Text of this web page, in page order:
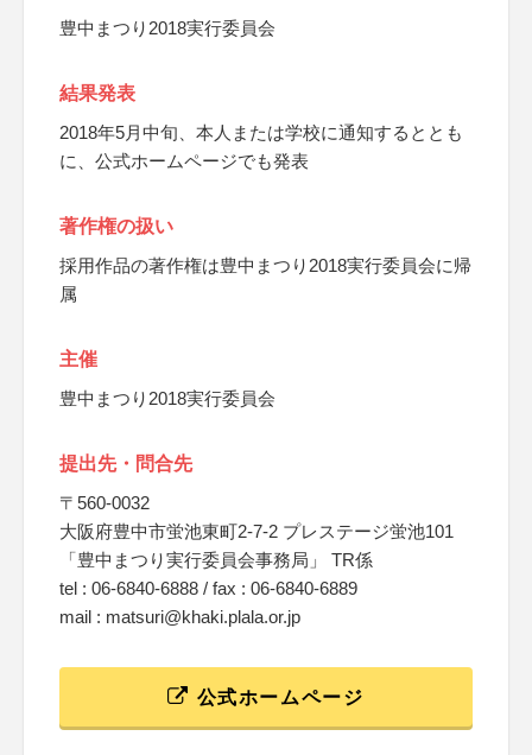
豊中まつり2018実行委員会
結果発表
2018年5月中旬、本人または学校に通知するととも
に、公式ホームページでも発表
著作権の扱い
採用作品の著作権は豊中まつり2018実行委員会に帰
属
主催
豊中まつり2018実行委員会
提出先・問合先
〒560-0032
大阪府豊中市蛍池東町2-7-2 プレステージ蛍池101
「豊中まつり実行委員会事務局」 TR係
tel : 06-6840-6888 / fax : 06-6840-6889
mail : matsuri@khaki.plala.or.jp
公式ホームページ